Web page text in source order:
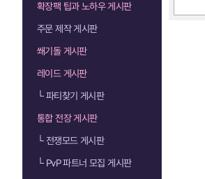
확장팩 팁과 노하우 게시판
주문 제작 게시판
쐐기돌 게시판
레이드 게시판
└파티찾기 게시판
통합 전장 게시판
└전쟁모드 게시판
└PvP 파트너 모집 게시판